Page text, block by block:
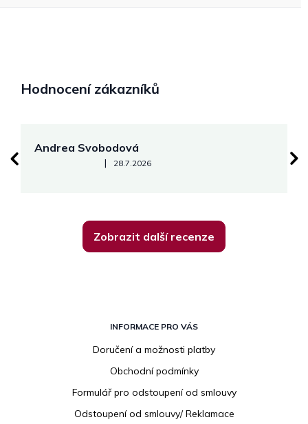
Hodnocení zákazníků
Andrea Svobodová
Hodnocení obchodu je 5 z 5 hvězdiček.
| 28.7.2026
Zobrazit další recenze
INFORMACE PRO VÁS
Doručení a možnosti platby
Obchodní podmínky
Formulář pro odstoupení od smlouvy
Odstoupení od smlouvy/ Reklamace